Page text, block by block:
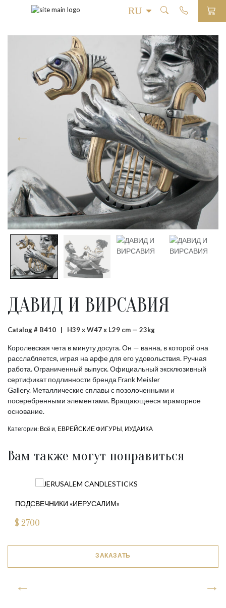
ДАВИД И ВИРСАВИЯ
Catalog # B410 | H39 x W47 x L29 cm — 23kg
Королевская чета в минуту досуга. Он — ванна, в которой она
расслабляется, играя на арфе для его удовольствия. Ручная
работа. Ограниченный выпуск. Официальный эксклюзивный
сертификат подлинности бренда Frank Meisler
Gallery. Металлические сплавы с позолоченными и
посеребренными элементами. Вращающееся мраморное
основание.
Категории: Всё и ЕВРЕЙСКИЕ ФИГУРЫ ИУДАИКА
Вам также могут понравиться
ПОДСВЕЧНИКИ «ИЕРУСАЛИМ»
$ 2700
ЗАКАЗАТЬ